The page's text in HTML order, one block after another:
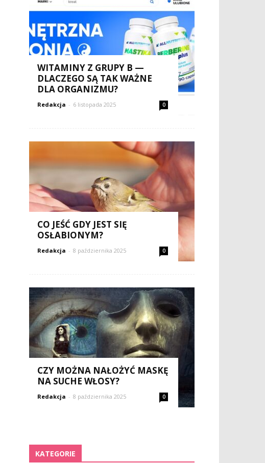
WITAMINY Z GRUPY B —
DLACZEGO SĄ TAK WAŻNE
DLA ORGANIZMU?
Redakcja - 6 listopada 2025 0
CO JEŚĆ GDY JEST SIĘ
OSŁABIONYM?
Redakcja - 8 października 2025 0
CZY MOŻNA NAŁOŻYĆ MASKĘ
NA SUCHE WŁOSY?
Redakcja - 8 października 2025 0
KATEGORIE